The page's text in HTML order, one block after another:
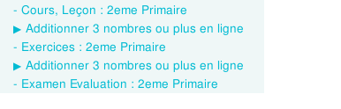
- Cours, Leçon : 2eme Primaire
Additionner 3 nombres ou plus en ligne
- Exercices : 2eme Primaire
Additionner 3 nombres ou plus en ligne
- Examen Evaluation : 2eme Primaire